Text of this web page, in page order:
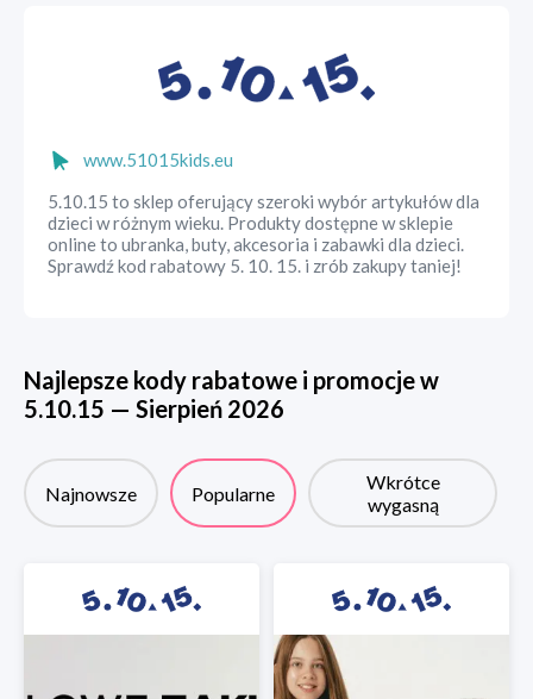
www.51015kids.eu
5.10.15 to sklep oferujący szeroki wybór artykułów dla
dzieci w różnym wieku. Produkty dostępne w sklepie
online to ubranka, buty, akcesoria i zabawki dla dzieci.
Sprawdź kod rabatowy 5. 10. 15. i zrób zakupy taniej!
Najlepsze kody rabatowe i promocje w
5.10.15 — Sierpień 2026
Najnowsze Popularne
Wkrótce
wygasną